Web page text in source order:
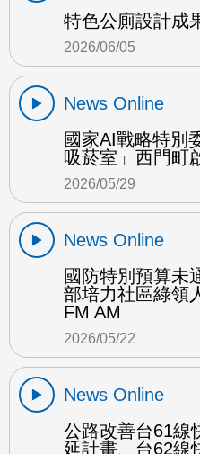
特色公廁設計成
2026/06/05
News Online
國家AI戰略特別
吸菸室」西門町
2026/05/29
News Online
國防特別預算未
部培力社區綠領
FM AM
2026/05/22
News Online
公路改善台61線
延計畫、台62線